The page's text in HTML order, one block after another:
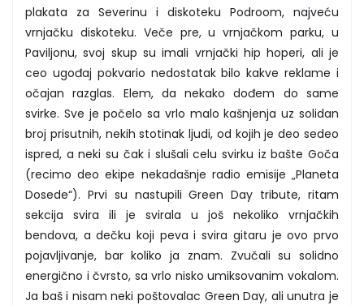
plakata za Severinu i diskoteku Podroom, najveću
vrnjačku diskoteku. Veče pre, u vrnjačkom parku, u
Paviljonu, svoj skup su imali vrnjački hip hoperi, ali je
ceo ugođaj pokvario nedostatak bilo kakve reklame i
očajan razglas. Elem, da nekako dođem do same
svirke. Sve je počelo sa vrlo malo kašnjenja uz solidan
broj prisutnih, nekih stotinak ljudi, od kojih je deo sedeo
ispred, a neki su čak i slušali celu svirku iz bašte Goča
(recimo deo ekipe nekadašnje radio emisije „Planeta
Dosede“). Prvi su nastupili Green Day tribute, ritam
sekcija svira ili je svirala u još nekoliko vrnjačkih
bendova, a dečku koji peva i svira gitaru je ovo prvo
pojavljivanje, bar koliko ja znam. Zvučali su solidno
energično i čvrsto, sa vrlo nisko umiksovanim vokalom.
Ja baš i nisam neki poštovalac Green Day, ali unutra je